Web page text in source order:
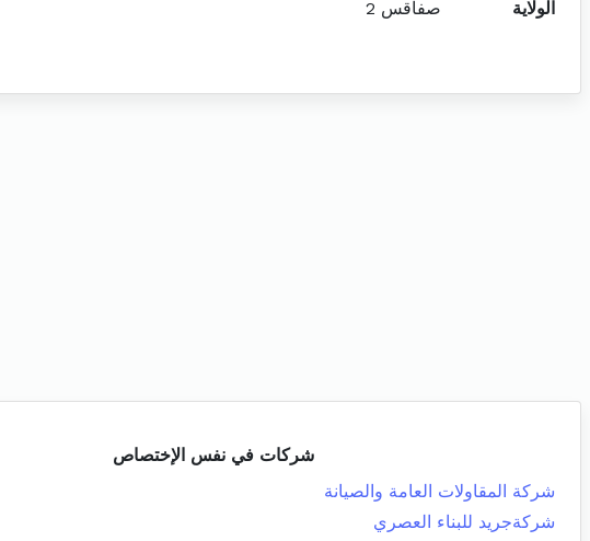
الولاية
صفاقس 2
شركات في نفس الإختصاص
شركة المقاولات العامة والصيانة
شركةجريد للبناء العصري